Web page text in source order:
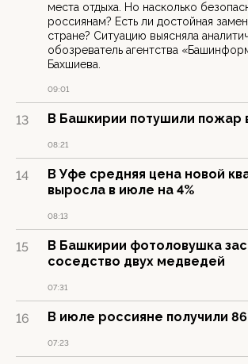
места отдыха. Но насколько
россиянам? Есть ли достойная
стране? Ситуацию выясняла
обозреватель агентства
Бахшиева.
09:01
13 В Башкирии потушили пожар
08:21
14
В Уфе средняя цена новой
выросла в июле на 4%
08:13
15
В Башкирии фотоловушка
соседство двух медведей
07:31
16 В июле россияне получили
07:23